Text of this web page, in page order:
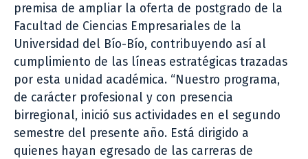
premisa de ampliar la oferta de postgrado de la
Facultad de Ciencias Empresariales de la
Universidad del Bío-Bío, contribuyendo así al
cumplimiento de las líneas estratégicas trazadas
por esta unidad académica. “Nuestro programa,
de carácter profesional y con presencia
birregional, inició sus actividades en el segundo
semestre del presente año. Está dirigido a
quienes hayan egresado de las carreras de